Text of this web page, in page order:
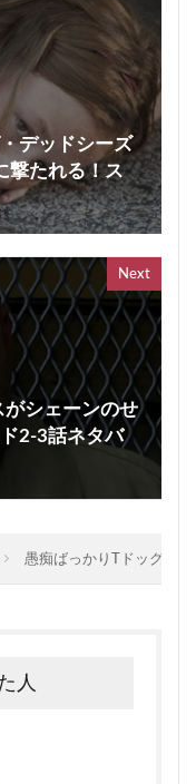
デッドシーズ
撃たれる！ス
Next
シェーンのせ
2-3話ネタバ
愚痴ばっかりTドッグ！
人